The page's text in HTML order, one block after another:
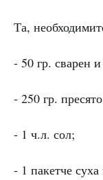
Та,
- 50 гр. сварен
- 250 гр.
- 1 ч.л. сол;
- 1 пакетче суха